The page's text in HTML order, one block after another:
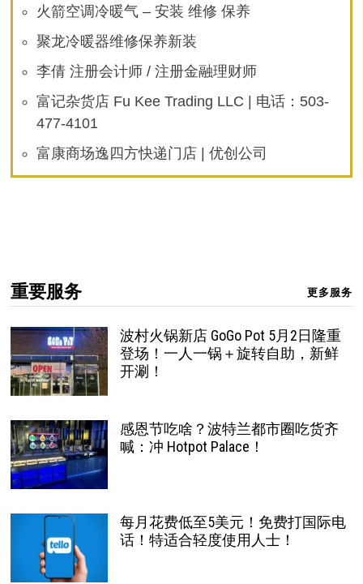
火箭空调冷暖气 – 安装 维修 保养
聚龙冷暖器维修保养新装
李倩 注册会计师 / 注册金融理财师
富记杂货店 Fu Kee Trading LLC | 电话：503-
477-4101
富康商场逸四方快递门店 | 优创公司
重要服务 更多服务
波村火锅新店 GoGo Pot 5月2日隆重
登场！一人一锅＋旋转自助，新鲜
开涮！
感恩节吃啥？波特兰都市圈吃货齐
喊：冲 Hotpot Palace！
每月花费低至5美元！免费打国际电
话！特适合轻度使用人士！